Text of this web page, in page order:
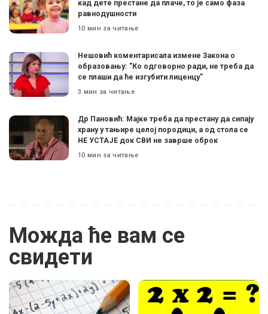
кад дете престане да плаче, то је само фаза
равнодушности
10 мин за читање
Нешовић коментарисала измене Закона о
образовању: ”Ко одговорно ради, не треба да
се плаши да ће изгубити лиценцу”
3 мин за читање
Др Пановић: Мајке треба да престану да сипају
храну у тањире целој породици, а од стола се
НЕ УСТАЈЕ док СВИ не заврше оброк
10 мин за читање
Можда ће вам се
свидети